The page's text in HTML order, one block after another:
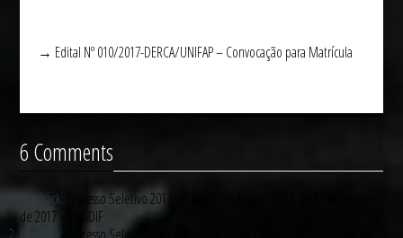
→ Edital Nº 010/2017-DERCA/UNIFAP – Convocação para Matrícula
6 Comments
Pingback:
Processo Seletivo 2017 – Edital DPG Nº 001/2017, de 16 de Janeiro
de 2017 – PPGDIF